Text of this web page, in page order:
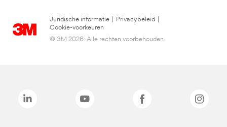
Juridische informatie Privacybeleid
Cookie-voorkeuren
© 3M 2026. Alle rechten voorbehouden.